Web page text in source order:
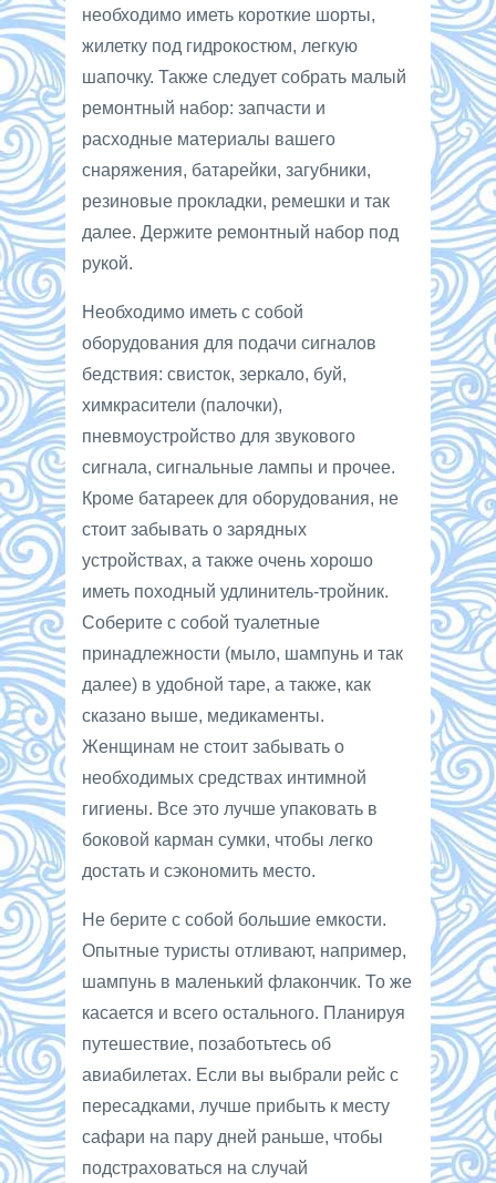
необходимо иметь короткие шорты,
жилетку под гидрокостюм, легкую
шапочку. Также следует собрать малый
ремонтный набор: запчасти и
расходные материалы вашего
снаряжения, батарейки, загубники,
резиновые прокладки, ремешки и так
далее. Держите ремонтный набор под
рукой.
Необходимо иметь с собой
оборудования для подачи сигналов
бедствия: свисток, зеркало, буй,
химкрасители (палочки),
пневмоустройство для звукового
сигнала, сигнальные лампы и прочее.
Кроме батареек для оборудования, не
стоит забывать о зарядных
устройствах, а также очень хорошо
иметь походный удлинитель-тройник.
Соберите с собой туалетные
принадлежности (мыло, шампунь и так
далее) в удобной таре, а также, как
сказано выше, медикаменты.
Женщинам не стоит забывать о
необходимых средствах интимной
гигиены. Все это лучше упаковать в
боковой карман сумки, чтобы легко
достать и сэкономить место.
Не берите с собой большие емкости.
Опытные туристы отливают, например,
шампунь в маленький флакончик. То же
касается и всего остального. Планируя
путешествие, позаботьтесь об
авиабилетах. Если вы выбрали рейс с
пересадками, лучше прибыть к месту
сафари на пару дней раньше, чтобы
подстраховаться на случай